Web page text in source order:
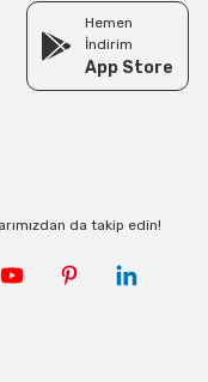
Hemen
İndirim
App Store
da takip edin!